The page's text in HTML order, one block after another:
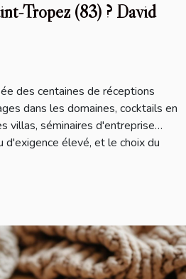
Tropez (83) ? David
des centaines de réceptions
dans les domaines, cocktails en
villas, séminaires d'entreprise…
d'exigence élevé, et le choix du